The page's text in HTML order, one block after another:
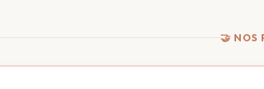
🤝 NOS